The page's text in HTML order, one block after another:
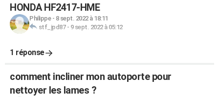
HONDA HF2417-HME
Philippe- 8 sept. 2022 à 18:11
stf_jpd87- 9 sept. 2022 à 05:12
1 réponse
comment incliner mon autoporte pour
nettoyer les lames ?